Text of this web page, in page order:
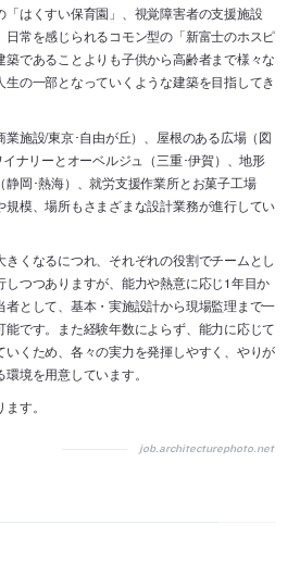
「はくすい保育園」、視覚障害者の支援施設
日常を感じられるコモン型の「新富士のホスピ
築であることよりも子供から高齢者まで様々な
生の一部となっていくような建築を目指してき
業施設/東京･自由が丘）、屋根のある広場（図
ナリーとオーベルジュ（三重･伊賀）、地形
静岡･熱海）、就労支援作業所とお菓子工場
規模、場所もさまざまな設計業務が進行してい
きくなるにつれ、それぞれの役割でチームとし
しつつありますが、能力や熱意に応じ1年目か
者として、基本・実施設計から現場監理まで一
能です。また経験年数によらず、能力に応じて
いくため、各々の実力を発揮しやすく、やりが
境を用意しています。
す。
job.architecturephoto.net